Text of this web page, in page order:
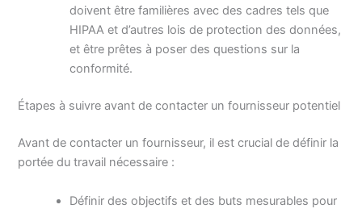
doivent être familières avec des cadres tels que
HIPAA et d’autres lois de protection des données,
et être prêtes à poser des questions sur la
conformité.
Étapes à suivre avant de contacter un fournisseur potentiel
Avant de contacter un fournisseur, il est crucial de définir la
portée du travail nécessaire :
Définir des objectifs et des buts mesurables pour